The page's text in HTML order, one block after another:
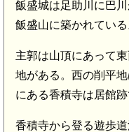
飯盛城は足助川に巴
飯盛山に築かれている
主郭は山頂にあって
地がある。西の削平
にある香積寺は居館跡
香積寺から登る遊歩